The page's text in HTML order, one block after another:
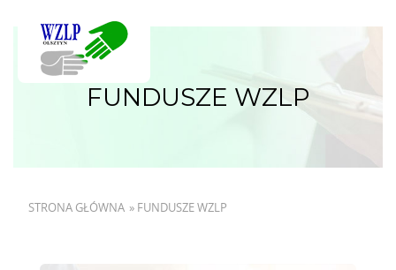
FUNDUSZE WZLP
STRONA GŁÓWNA » FUNDUSZE WZLP